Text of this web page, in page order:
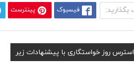
بگذارید: فیسبوک پینترست
روز خواستگاری با پیشنهادات زیر